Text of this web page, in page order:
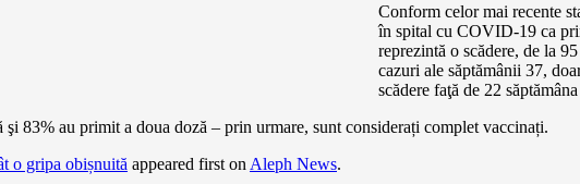
Conform celor mai recente
în spital cu COVID-19 ca
reprezintă o scădere, de la
cazuri ale săptămânii 37,
scădere faţă de 22
83% au primit a doua doză – prin urmare, sunt considerați complet vaccinați.
o gripa obișnuită appeared first on Aleph News.